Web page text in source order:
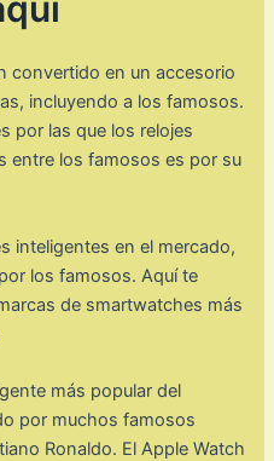
convertido en un accesorio
incluyendo a los famosos.
por las que los relojes
entre los famosos es por su
inteligentes en el mercado,
los famosos. Aquí te
de smartwatches más
más popular del
por muchos famosos
Ronaldo. El Apple Watch